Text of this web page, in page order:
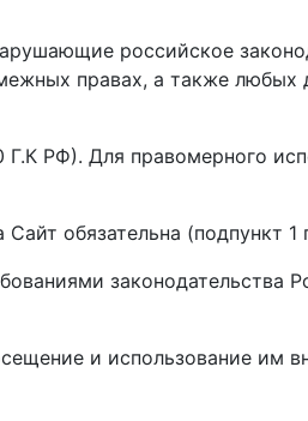
российское
правах, а также
Г.К РФ). Для правомерного
обязательна (подпункт 1
законодательства
и использование им